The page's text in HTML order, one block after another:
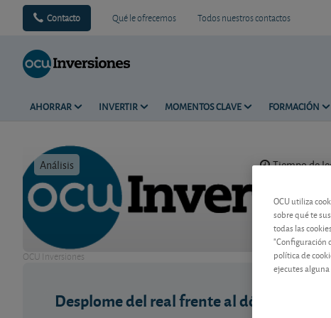
Contacto Qué le ofrecemos Todos nuestros contactos
AHORRAR INVERTIR MOMENTOS CLAVE FORMACIÓN
Análisis Tiempo de
OCU Inversiones
Desplome del real frente al dólar
OCU utiliza
sobre qué te
todas las
"Configuración
política de
ejecutes